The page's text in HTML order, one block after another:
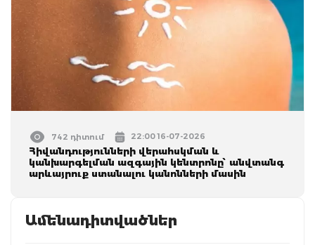
742 դիտում 22:00 16-07-2026
Հիվանդությունների վերահսկման և
կանխարգելման ազգային կենտրոնը՝ անվտանգ
արևայրուք ստանալու կանոնների մասին
Ամենադիտվածներ